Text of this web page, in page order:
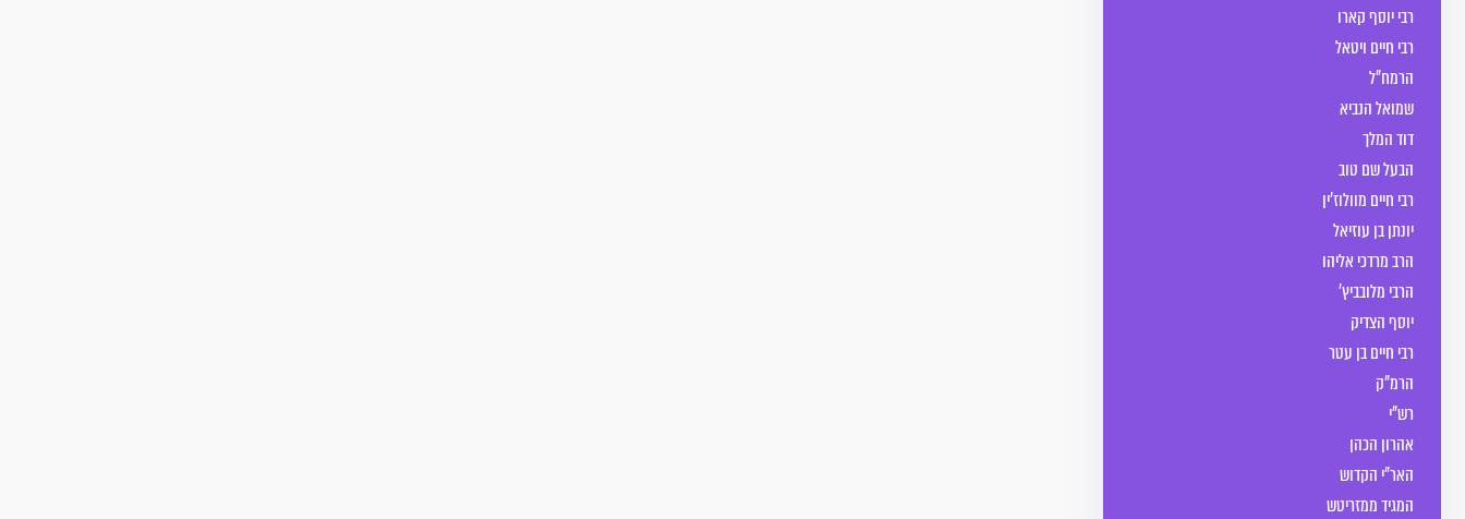
רבי יוסף קארו
רבי חיים ויטאל
הרמח"ל
שמואל הנביא
דוד המלך
הבעל שם טוב
רבי חיים מוולוז’ין
יונתן בן עוזיאל
הרב מרדכי אליהו
הרבי מלובביץ'
יוסף הצדיק
רבי חיים בן עטר
הרמ"ק
רש"י
אהרון הכהן
האר"י הקדוש
המגיד ממזריטש